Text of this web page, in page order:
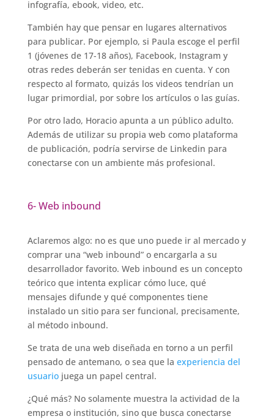
infografía, ebook, video, etc.
También hay que pensar en lugares alternativos
para publicar. Por ejemplo, si Paula escoge el perfil
1 (jóvenes de 17-18 años), Facebook, Instagram y
otras redes deberán ser tenidas en cuenta. Y con
respecto al formato, quizás los videos tendrían un
lugar primordial, por sobre los artículos o las guías.
Por otro lado, Horacio apunta a un público adulto.
Además de utilizar su propia web como plataforma
de publicación, podría servirse de Linkedin para
conectarse con un ambiente más profesional.
6- Web inbound
Aclaremos algo: no es que uno puede ir al mercado y
comprar una “web inbound” o encargarla a su
desarrollador favorito. Web inbound es un concepto
teórico que intenta explicar cómo luce, qué
mensajes difunde y qué componentes tiene
instalado un sitio para ser funcional, precisamente,
al método inbound.
Se trata de una web diseñada en torno a un perfil
pensado de antemano, o sea que la experiencia del
usuariojuega un papel central.
¿Qué más? No solamente muestra la actividad de la
empresa o institución, sino que busca conectarse